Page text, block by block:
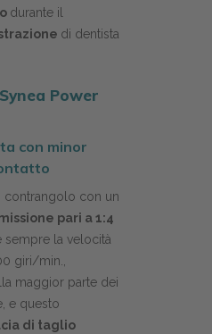
durante il
di dentista
Synea Power
con minor
contrangolo con un
pari a 1:4
sempre la velocità
giri/min.,
maggior parte dei
e questo
di taglio